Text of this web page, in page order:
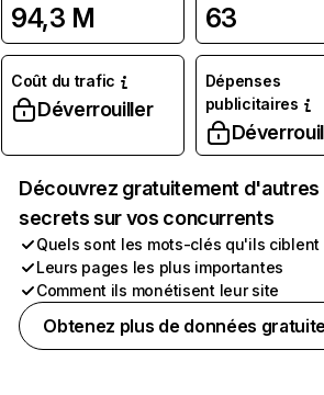
94,3 M 63
Coût du trafic
Déverrouiller
Dépenses
publicitaires
Découvrez gratuitement d'autres
secrets sur vos concurrents
Quels sont les mots-clés qu'ils ciblent
Leurs pages les plus importantes
Comment ils monétisent leur site
Obtenez plus de données